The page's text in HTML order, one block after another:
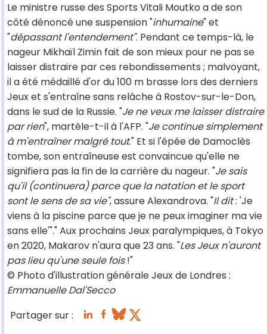
Le ministre russe des Sports Vitali Moutko a de son
côté dénoncé une suspension "inhumaine" et
"dépassant l'entendement". Pendant ce temps-là, le
nageur Mikhaïl Zimin fait de son mieux pour ne pas se
laisser distraire par ces rebondissements ; malvoyant,
il a été médaillé d'or du 100 m brasse lors des derniers
Jeux et s'entraîne sans relâche à Rostov-sur-le-Don,
dans le sud de la Russie. "Je ne veux me laisser distraire
par rien", martèle-t-il à l'AFP. "Je continue simplement
à m'entraîner malgré tout." Et si l'épée de Damoclès
tombe, son entraîneuse est convaincue qu'elle ne
signifiera pas la fin de la carrière du nageur. "Je sais
qu'il (continuera) parce que la natation et le sport
sont le sens de sa vie", assure Alexandrova. "Il dit: 'Je
viens à la piscine parce que je ne peux imaginer ma vie
sans elle'"." Aux prochains Jeux paralympiques, à Tokyo
en 2020, Makarov n'aura que 23 ans. "Les Jeux n'auront
pas lieu qu'une seule fois!"
© Photo d'illustration générale Jeux de Londres :
Emmanuelle Dal'Secco
Partager sur :